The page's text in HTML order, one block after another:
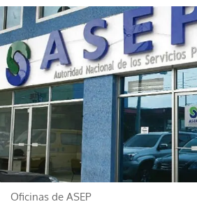
Oficinas de ASEP